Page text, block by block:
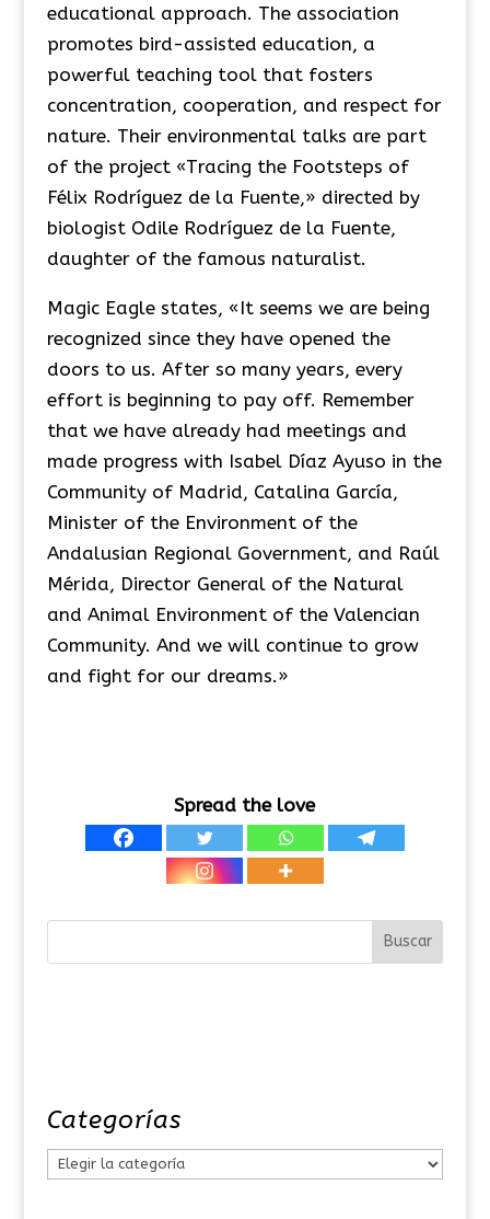
educational approach. The association
promotes bird-assisted education, a
powerful teaching tool that fosters
concentration, cooperation, and respect for
nature. Their environmental talks are part
of the project «Tracing the Footsteps of
Félix Rodríguez de la Fuente,» directed by
biologist Odile Rodríguez de la Fuente,
daughter of the famous naturalist.
Magic Eagle states, «It seems we are being
recognized since they have opened the
doors to us. After so many years, every
effort is beginning to pay off. Remember
that we have already had meetings and
made progress with Isabel Díaz Ayuso in the
Community of Madrid, Catalina García,
Minister of the Environment of the
Andalusian Regional Government, and Raúl
Mérida, Director General of the Natural
and Animal Environment of the Valencian
Community. And we will continue to grow
and fight for our dreams.»
Spread the love
Categorías